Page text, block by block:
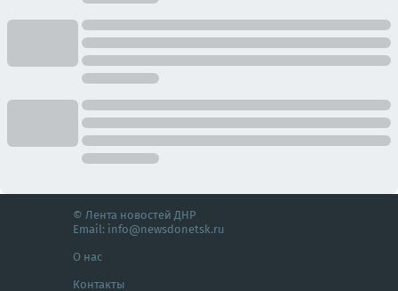
© Лента новостей ДНР
Email: info@newsdonetsk.ru
О нас
Контакты